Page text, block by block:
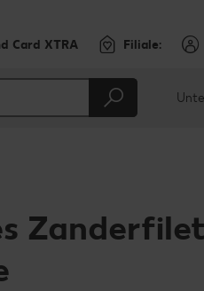
Card XTRA Filiale: